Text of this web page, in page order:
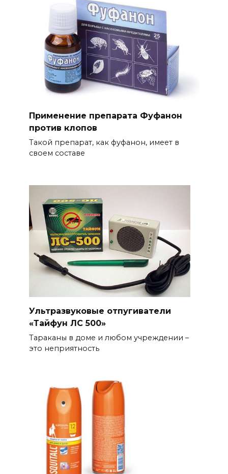
Применение препарата Фуфанон
против клопов
Такой препарат, как фуфанон, имеет в
своем составе
Ультразвуковые отпугиватели
«Тайфун ЛС 500»
Тараканы в доме и любом учреждении –
это неприятность